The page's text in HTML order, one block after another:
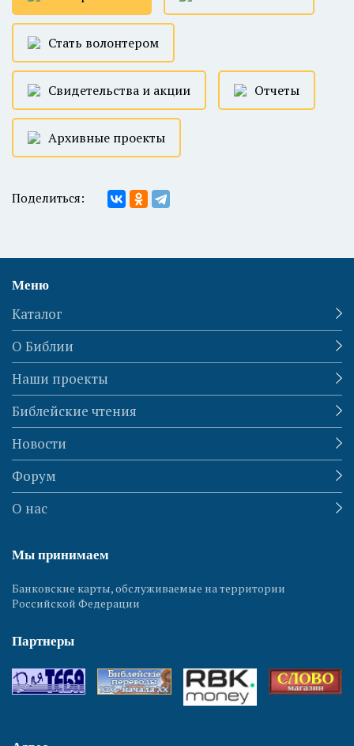
Стать волонтером
Свидетельства и акции Отчеты
Архивные проекты
Поделиться:
Меню
Каталог
О Библии
Наши проекты
Библейские чтения
Новости
Форум
О нас
Мы принимаем
Банковские карты, обслуживаемые на территории
Российской Федерации
Партнеры